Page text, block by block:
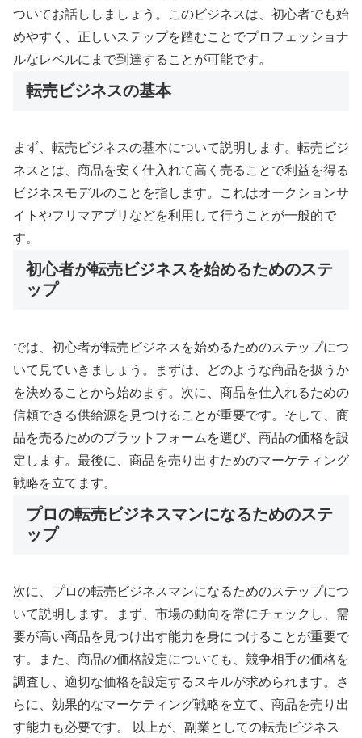
ついてお話ししましょう。このビジネスは、初心者でも始
めやすく、正しいステップを踏むことでプロフェッショナ
ルなレベルにまで到達することが可能です。
転売ビジネスの基本
まず、転売ビジネスの基本について説明します。転売ビジ
ネスとは、商品を安く仕入れて高く売ることで利益を得る
ビジネスモデルのことを指します。これはオークションサ
イトやフリマアプリなどを利用して行うことが一般的で
す。
初心者が転売ビジネスを始めるためのステ
ップ
では、初心者が転売ビジネスを始めるためのステップにつ
いて見ていきましょう。まずは、どのような商品を扱うか
を決めることから始めます。次に、商品を仕入れるための
信頼できる供給源を見つけることが重要です。そして、商
品を売るためのプラットフォームを選び、商品の価格を設
定します。最後に、商品を売り出すためのマーケティング
戦略を立てます。
プロの転売ビジネスマンになるためのステ
ップ
次に、プロの転売ビジネスマンになるためのステップにつ
いて説明します。まず、市場の動向を常にチェックし、需
要が高い商品を見つけ出す能力を身につけることが重要で
す。また、商品の価格設定についても、競争相手の価格を
調査し、適切な価格を設定するスキルが求められます。さ
らに、効果的なマーケティング戦略を立て、商品を売り出
す能力も必要です。 以上が、副業としての転売ビジネス